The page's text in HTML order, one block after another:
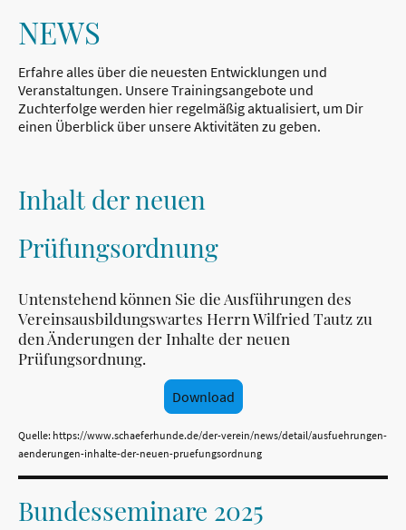
NEWS
Erfahre alles über die neuesten Entwicklungen und
Veranstaltungen. Unsere Trainingsangebote und
Zuchterfolge werden hier regelmäßig aktualisiert, um Dir
einen Überblick über unsere Aktivitäten zu geben.
Inhalt der neuen
Prüfungsordnung
Untenstehend können Sie die Ausführungen des
Vereinsausbildungswartes Herrn Wilfried Tautz zu
den Änderungen der Inhalte der neuen
Prüfungsordnung.
Download
Quelle: https://www.schaeferhunde.de/der-verein/news/detail/ausfuehrungen-
aenderungen-inhalte-der-neuen-pruefungsordnung
Bundesseminare 2025